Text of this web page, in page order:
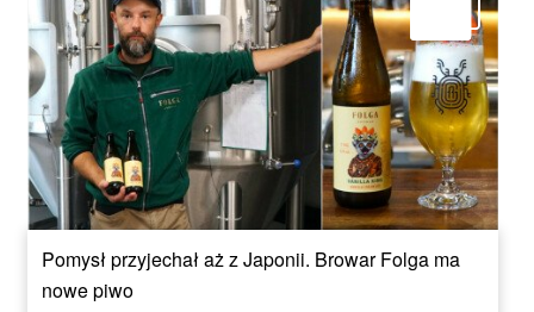
Pomysł przyjechał aż z Japonii. Browar Folga ma
nowe piwo